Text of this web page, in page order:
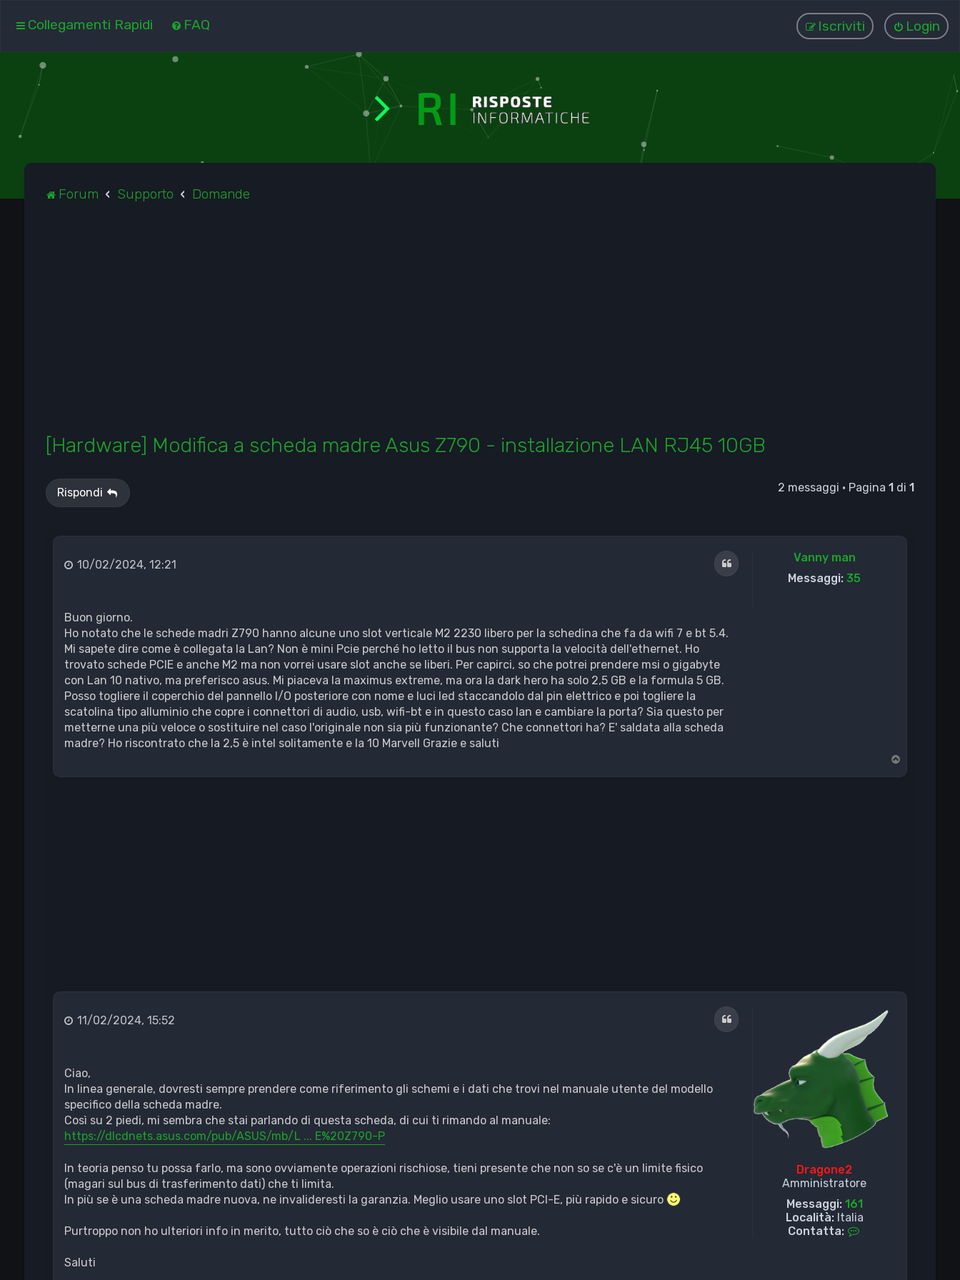
Collegamenti Rapidi FAQ Login
Iscriviti
Forum Supporto Domande
[Hardware] Modifica a scheda madre Asus Z790 - installazione LAN RJ45 10GB
Rispondi 2 messaggi • Pagina1 di1
Vanny man
Messaggi: 35
Cita
10/02/2024, 12:21
Buon giorno.
Ho notato che le schede madri Z790 hanno alcune uno slot verticale M2 2230 libero per la schedina che fa da wifi 7 e bt 5.4.
Mi sapete dire come è collegata la Lan? Non è mini Pcie perché ho letto il bus non supporta la velocità dell'ethernet. Ho
trovato schede PCIE e anche M2 ma non vorrei usare slot anche se liberi. Per capirci, so che potrei prendere msi o gigabyte
con Lan 10 nativo, ma preferisco asus. Mi piaceva la maximus extreme, ma ora la dark hero ha solo 2,5 GB e la formula 5 GB.
Posso togliere il coperchio del pannello I/O posteriore con nome e luci led staccandolo dal pin elettrico e poi togliere la
scatolina tipo alluminio che copre i connettori di audio, usb, wifi-bt e in questo caso lan e cambiare la porta? Sia questo per
metterne una più veloce o sostituire nel caso l'originale non sia più funzionante? Che connettori ha? E' saldata alla scheda
madre? Ho riscontrato che la 2,5 è intel solitamente e la 10 Marvell Grazie e saluti
o
Dragone2
Amministratore
Messaggi: 161
Località:Italia
Contatta:
Cita
11/02/2024, 15:52
Ciao,
In linea generale, dovresti sempre prendere come riferimento gli schemi e i dati che trovi nel manuale utente del modello
specifico della scheda madre.
Così su 2 piedi, mi sembra che stai parlando di questa scheda, di cui ti rimando al manuale:
https://dlcdnets.asus.com/pub/ASUS/mb/L ... E%20Z790-P
In teoria penso tu possa farlo, ma sono ovviamente operazioni rischiose, tieni presente che non so se c'è un limite fisico
(magari sul bus di trasferimento dati) che ti limita.
In più se è una scheda madre nuova, ne invalideresti la garanzia. Meglio usare uno slot PCI-E, più rapido e sicuro
Purtroppo non ho ulteriori info in merito, tutto ciò che so è ciò che è visibile dal manuale.
Saluti